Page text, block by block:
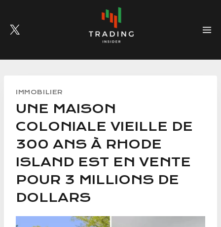
content
IMMOBILIER
UNE MAISON
COLONIALE VIEILLE DE
300 ANS À RHODE
ISLAND EST EN VENTE
POUR 3 MILLIONS DE
DOLLARS